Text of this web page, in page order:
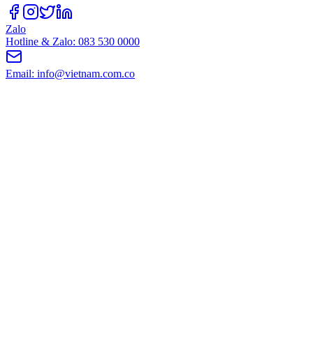
Zalo
Hotline & Zalo: 083 530 0000
Email: info@vietnam.com.co